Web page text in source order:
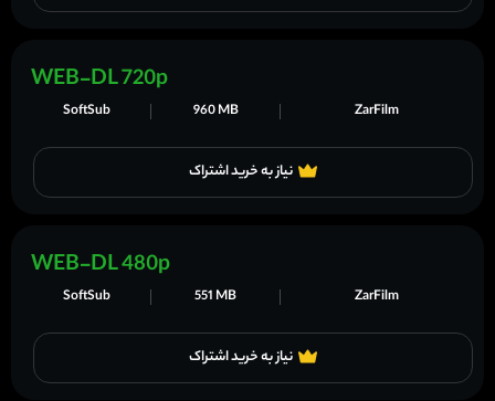
نیاز به خرید اشتراک
ZarFilm
960 MB
SoftSub
WEB-DL 720p
نیاز به خرید اشتراک
ZarFilm
551 MB
SoftSub
WEB-DL 480p